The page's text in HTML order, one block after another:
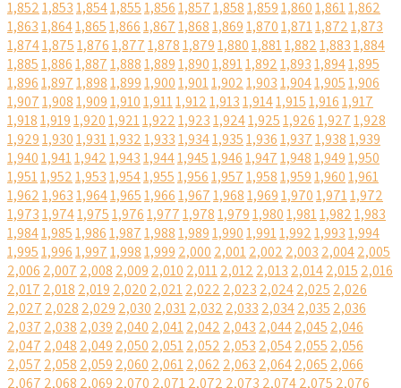
1,8521,8531,8541,8551,8561,8571,8581,8591,8601,8611,862
1,8631,8641,8651,8661,8671,8681,8691,8701,8711,8721,873
1,8741,8751,8761,8771,8781,8791,8801,8811,8821,8831,884
1,8851,8861,8871,8881,8891,8901,8911,8921,8931,8941,895
1,8961,8971,8981,8991,9001,9011,9021,9031,9041,9051,906
1,9071,9081,9091,9101,9111,9121,9131,9141,9151,9161,917
1,9181,9191,9201,9211,9221,9231,9241,9251,9261,9271,928
1,9291,9301,9311,9321,9331,9341,9351,9361,9371,9381,939
1,9401,9411,9421,9431,9441,9451,9461,9471,9481,9491,950
1,9511,9521,9531,9541,9551,9561,9571,9581,9591,9601,961
1,9621,9631,9641,9651,9661,9671,9681,9691,9701,9711,972
1,9731,9741,9751,9761,9771,9781,9791,9801,9811,9821,983
1,9841,9851,9861,9871,9881,9891,9901,9911,9921,9931,994
1,9951,9961,9971,9981,999 2,000 2,0012,002 2,003 2,0042,005
2,006 2,007 2,008 2,009 2,010 2,0112,012 2,013 2,0142,015 2,016
2,017 2,018 2,019 2,020 2,0212,022 2,023 2,0242,025 2,026
2,027 2,028 2,029 2,030 2,0312,032 2,033 2,0342,035 2,036
2,037 2,038 2,039 2,040 2,0412,042 2,043 2,0442,045 2,046
2,047 2,048 2,049 2,050 2,0512,052 2,053 2,0542,055 2,056
2,057 2,058 2,059 2,060 2,0612,062 2,063 2,0642,065 2,066
2,067 2,068 2,069 2,070 2,0712,072 2,073 2,0742,075 2,076